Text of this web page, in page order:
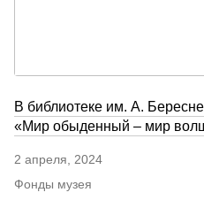
В библиотеке им. А.
«Мир обыденный – мир
2 апреля, 2024
Фонды музея